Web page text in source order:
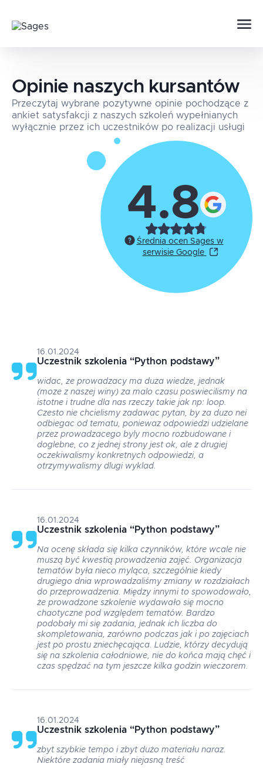
Opinie naszych kursantów
Przeczytaj wybrane pozytywne opinie pochodzące z
ankiet satysfakcji z naszych szkoleń wypełnianych
wyłącznie przez ich uczestników po realizacji usługi
4.8
Średnia ocen Sages w
serwisie Google
16.01.2024
Uczestnik szkolenia “Python podstawy”
widac, ze prowadzacy ma duza wiedze, jednak
(moze z naszej winy) za malo czasu poswiecilismy na
istotne i trudne dla nas rzeczy takie jak np: loop.
Czesto nie chcielismy zadawac pytan, by za duzo nei
odbiegac od tematu, poniewaz odpowiedzi udzielane
przez prowadzacego byly mocno rozbudowane i
doglebne, co z jednej strony jest ok, ale z drugiej
oczekiwalismy konkretnych odpowiedzi, a
otrzymywalismy dlugi wyklad.
16.01.2024
Uczestnik szkolenia “Python podstawy”
Na ocenę składa się kilka czynników, które wcale nie
muszą być kwestią prowadzenia zajęć. Organizacja
tematów była nieco myląca, szczególnie kiedy
drugiego dnia wprowadzaliśmy zmiany w rozdziałach
do przeprowadzenia. Między innymi to spowodowało,
że prowadzone szkolenie wydawało się mocno
chaotyczne pod względem tematów. Bardzo
podobały mi się zadania, jednak ich liczba do
skompletowania, zarówno podczas jak i po zajęciach
jest po prostu zniechęcająca. Ludzie, którzy decydują
się na szkolenia całodniowe, nie do końca mają chęć i
czas spędzać na tym jeszcze kilka godzin wieczorem.
16.01.2024
Uczestnik szkolenia “Python podstawy”
zbyt szybkie tempo i zbyt dużo materiału naraz.
Niektóre zadania miały niejasną treść